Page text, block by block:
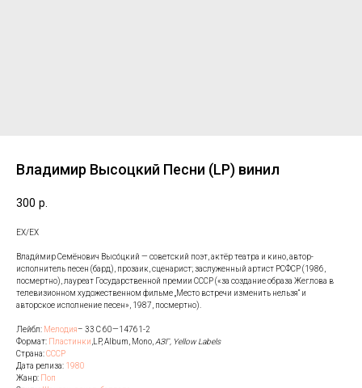
Владимир Высоцкий Песни (LP) винил
300 р.
EX/EX
Влади́мир Семёнович Высо́цкий — советский поэт, актёр театра и кино, автор-
исполнитель песен (бард), прозаик, сценарист; заслуженный артист РСФСР (1986,
посмертно), лауреат Государственной премии СССР («за создание образа Жеглова в
телевизионном художественном фильме „Место встречи изменить нельзя“ и
авторское исполнение песен», 1987, посмертно).
Лейбл: Мелодия– 33 С 60—14761-2
Формат: Пластинки ,LP, Album, Mono, АЗГ, Yellow Labels
Страна:СССР
Дата релиза: 1980
Жанр: Поп